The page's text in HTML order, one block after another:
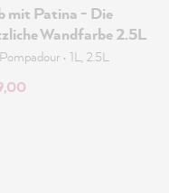
mit Patina - Die
Wandfarbe 2.5L
• 1L, 2.5L